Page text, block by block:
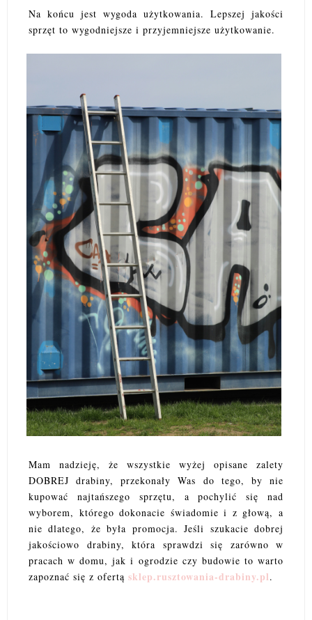
Na końcu jest wygoda użytkowania. Lepszej jakości
sprzęt to wygodniejsze i przyjemniejsze użytkowanie.
Mam nadzieję, że wszystkie wyżej opisane zalety
DOBREJ drabiny, przekonały Was do tego, by nie
kupować najtańszego sprzętu, a pochylić się nad
wyborem, którego dokonacie świadomie i z głową, a
nie dlatego, że była promocja. Jeśli szukacie dobrej
jakościowo drabiny, która sprawdzi się zarówno w
pracach w domu, jak i ogrodzie czy budowie to warto
zapoznać się z ofertą sklep.rusztowania-drabiny.pl.